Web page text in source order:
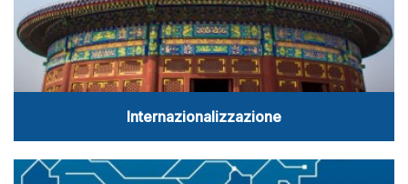
Internazionalizzazione